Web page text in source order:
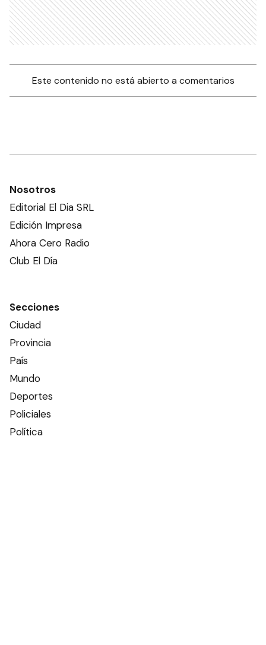
Este contenido no está abierto a comentarios
Nosotros
Editorial El Dia SRL
Edición Impresa
Ahora Cero Radio
Club El Día
Secciones
Ciudad
Provincia
País
Mundo
Deportes
Policiales
Política